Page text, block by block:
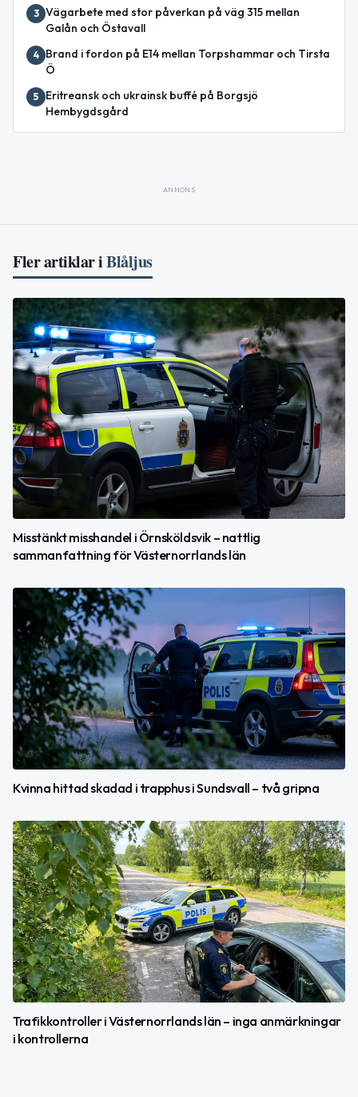
3 Vägarbete med stor påverkan på väg 315 mellan
Galån och Östavall
4
Brand i fordon på E14 mellan Torpshammar och Tirsta
Ö
5
Eritreansk och ukrainsk buffé på Borgsjö
Hembygdsgård
ANNONS
Fler artiklar iBlåljus
Misstänkt misshandel i Örnsköldsvik – nattlig
sammanfattning för Västernorrlands län
Kvinna hittad skadad i trapphus i Sundsvall – två gripna
Trafikkontroller i Västernorrlands län – inga anmärkningar
i kontrollerna